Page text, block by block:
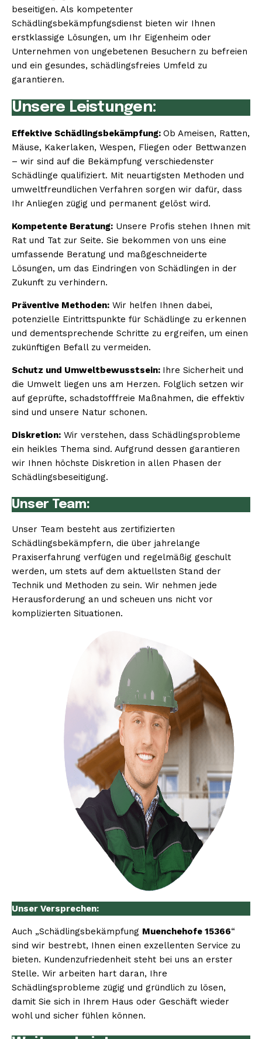
beseitigen. Als kompetenter
Schädlingsbekämpfungsdienst bieten wir Ihnen
erstklassige Lösungen, um Ihr Eigenheim oder
Unternehmen von ungebetenen Besuchern zu befreien
und ein gesundes, schädlingsfreies Umfeld zu
garantieren.
Unsere Leistungen:
Effektive Schädlingsbekämpfung: Ob Ameisen, Ratten,
Mäuse, Kakerlaken, Wespen, Fliegen oder Bettwanzen
– wir sind auf die Bekämpfung verschiedenster
Schädlinge qualifiziert. Mit neuartigsten Methoden und
umweltfreundlichen Verfahren sorgen wir dafür, dass
Ihr Anliegen zügig und permanent gelöst wird.
Kompetente Beratung: Unsere Profis stehen Ihnen mit
Rat und Tat zur Seite. Sie bekommen von uns eine
umfassende Beratung und maßgeschneiderte
Lösungen, um das Eindringen von Schädlingen in der
Zukunft zu verhindern.
Präventive Methoden: Wir helfen Ihnen dabei,
potenzielle Eintrittspunkte für Schädlinge zu erkennen
und dementsprechende Schritte zu ergreifen, um einen
zukünftigen Befall zu vermeiden.
Schutz und Umweltbewusstsein: Ihre Sicherheit und
die Umwelt liegen uns am Herzen. Folglich setzen wir
auf geprüfte, schadstofffreie Maßnahmen, die effektiv
sind und unsere Natur schonen.
Diskretion: Wir verstehen, dass Schädlingsprobleme
ein heikles Thema sind. Aufgrund dessen garantieren
wir Ihnen höchste Diskretion in allen Phasen der
Schädlingsbeseitigung.
Unser Team:
Unser Team besteht aus zertifizierten
Schädlingsbekämpfern, die über jahrelange
Praxiserfahrung verfügen und regelmäßig geschult
werden, um stets auf dem aktuellsten Stand der
Technik und Methoden zu sein. Wir nehmen jede
Herausforderung an und scheuen uns nicht vor
komplizierten Situationen.
Unser Versprechen:
Auch „Schädlingsbekämpfung Muenchehofe 15366“
sind wir bestrebt, Ihnen einen exzellenten Service zu
bieten. Kundenzufriedenheit steht bei uns an erster
Stelle. Wir arbeiten hart daran, Ihre
Schädlingsprobleme zügig und gründlich zu lösen,
damit Sie sich in Ihrem Haus oder Geschäft wieder
wohl und sicher fühlen können.